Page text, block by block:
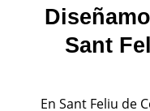
Sant
En Sant Feliu de